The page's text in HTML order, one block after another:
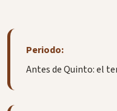
Periodo:
Antes de Quinto: el